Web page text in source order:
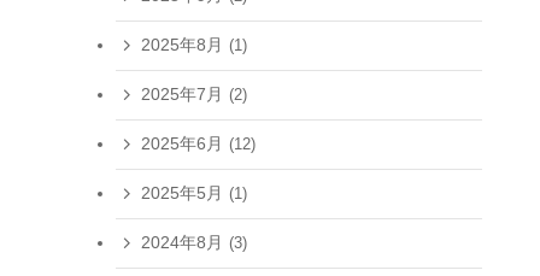
2025年8月 (1)
2025年7月 (2)
2025年6月 (12)
2025年5月 (1)
2024年8月 (3)